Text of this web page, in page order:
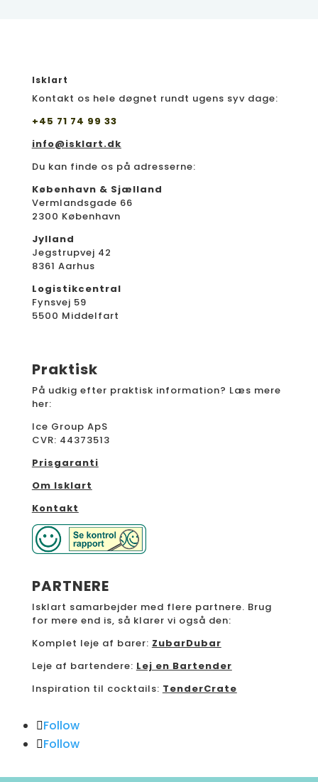
Isklart
Kontakt os hele døgnet rundt ugens syv dage:
+45 71 74 99 33
info@isklart.dk
Du kan finde os på adresserne:
København & Sjælland
Vermlandsgade 66
2300 København
Jylland
Jegstrupvej 42
8361 Aarhus
Logistikcentral
Fynsvej 59
5500 Middelfart
Praktisk
På udkig efter praktisk information? Læs mere
her:
Ice Group ApS
CVR: 44373513
Prisgaranti
Om Isklart
Kontakt
PARTNERE
Isklart samarbejder med flere partnere. Brug
for mere end is, så klarer vi også den:
Komplet leje af barer: ZubarDubar
Leje af bartendere: Lej en Bartender
Inspiration til cocktails: TenderCrate
Follow
Follow